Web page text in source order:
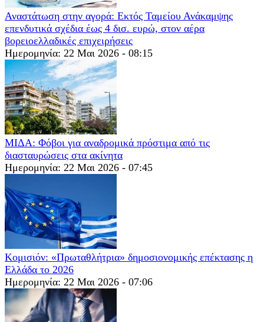
Αναστάτωση στην αγορά: Εκτός Ταμείου Ανάκαμψης
επενδυτικά σχέδια έως 4 δισ. ευρώ, στον αέρα
βορειοελλαδικές επιχειρήσεις
Ημερομηνία: 22 Μαι 2026 - 08:15
ΜΙΔΑ: Φόβοι για αναδρομικά πρόστιμα από τις
διασταυρώσεις στα ακίνητα
Ημερομηνία: 22 Μαι 2026 - 07:45
Κομισιόν: «Πρωταθλήτρια» δημοσιονομικής επέκτασης η
Ελλάδα το 2026
Ημερομηνία: 22 Μαι 2026 - 07:06